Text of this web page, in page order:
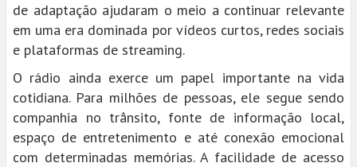
de adaptação ajudaram o meio a continuar relevante
em uma era dominada por vídeos curtos, redes sociais
e plataformas de streaming.
O rádio ainda exerce um papel importante na vida
cotidiana. Para milhões de pessoas, ele segue sendo
companhia no trânsito, fonte de informação local,
espaço de entretenimento e até conexão emocional
com determinadas memórias. A facilidade de acesso